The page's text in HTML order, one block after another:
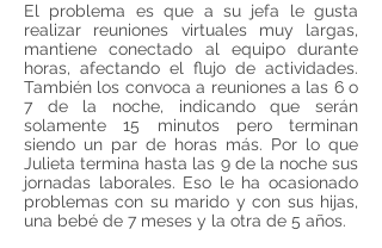
El problema es que a su jefa le gusta
realizar reuniones virtuales muy largas,
mantiene conectado al equipo durante
horas, afectando el flujo de actividades.
También los convoca a reuniones a las 6 o
7 de la noche, indicando que serán
solamente 15 minutos pero terminan
siendo un par de horas más. Por lo que
Julieta termina hasta las 9 de la noche sus
jornadas laborales. Eso le ha ocasionado
problemas con su marido y con sus hijas,
una bebé de 7 meses y la otra de 5 años.